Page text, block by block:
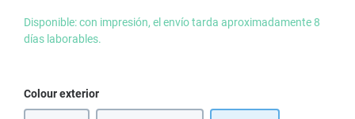
Disponible: con impresión, el envío tarda aproximadamente 8
días laborables.
Seleccione
Colour exterior